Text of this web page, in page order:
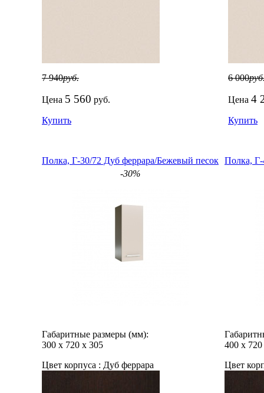
7 940руб.
Цена 5 560 руб.
Купить
6 000
Цена 4
Купить
Полка, Г-30/72 Дуб феррара/Бежевый песок
-30%
Габаритные размеры (мм):
300 х 720 х 305
Цвет корпуса : Дуб феррара
Полка,
400 х 720
Цвет